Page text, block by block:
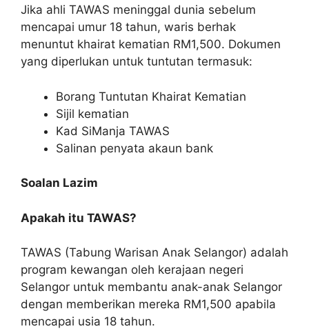
Jika ahli TAWAS meninggal dunia sebelum
mencapai umur 18 tahun, waris berhak
menuntut khairat kematian RM1,500. Dokumen
yang diperlukan untuk tuntutan termasuk:
Borang Tuntutan Khairat Kematian
Sijil kematian
Kad SiManja TAWAS
Salinan penyata akaun bank
Soalan Lazim
Apakah itu TAWAS?
TAWAS (Tabung Warisan Anak Selangor) adalah
program kewangan oleh kerajaan negeri
Selangor untuk membantu anak-anak Selangor
dengan memberikan mereka RM1,500 apabila
mencapai usia 18 tahun.